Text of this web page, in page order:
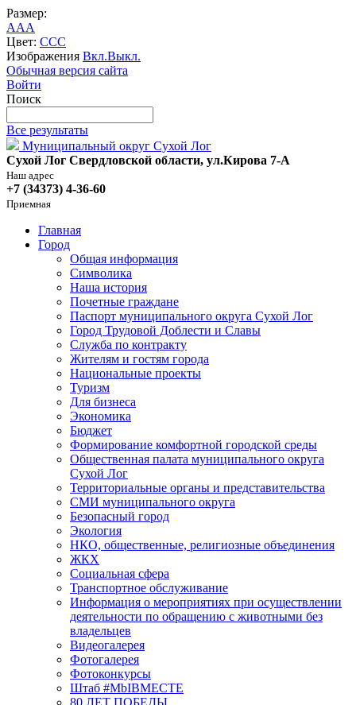
Размер:
AAA
Цвет: CCC
Изображения Вкл.Выкл.
Обычная версия сайта
Войти
Поиск
Все результаты
Муниципальный округ Сухой Лог
Сухой Лог Свердловской области, ул.Кирова 7-А
Наш адрес
+7 (34373) 4-36-60
Приемная
Главная
Город
Общая информация
Символика
Наша история
Почетные граждане
Паспорт муниципального округа Сухой Лог
Город Трудовой Доблести и Славы
Служба по контракту
Жителям и гостям города
Национальные проекты
Туризм
Для бизнеса
Экономика
Бюджет
Формирование комфортной городской среды
Общественная палата муниципального округа
Сухой Лог
Территориальные органы и представительства
СМИ муниципального округа
Безопасный город
Экология
НКО, общественные, религиозные объединения
ЖКХ
Социальная сфера
Транспортное обслуживание
Информация о мероприятиях при осуществлении
деятельности по обращению с животными без
владельцев
Видеогалерея
Фотогалерея
Фотоконкурсы
Штаб #MbIBMECTE
80 ЛЕТ ПОБЕДЫ